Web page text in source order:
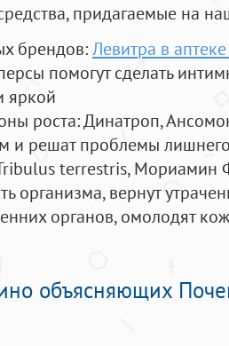
придагаемые на
брендов:Левитра в
помогут сделать
яркой
роста: Динатроп,
и решат проблемы
terrestris, Мориамин
организма, вернут
органов, омолодят
объясняющих